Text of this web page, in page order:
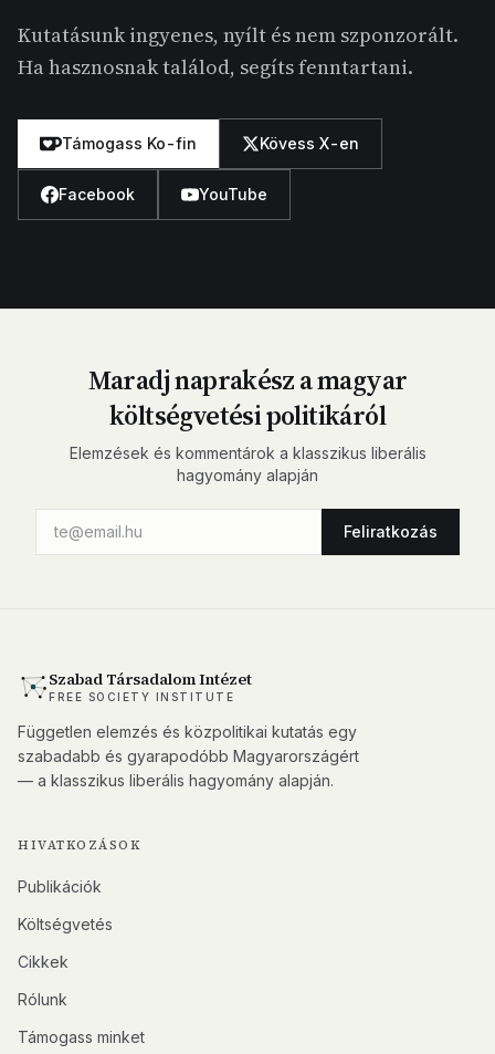
Kutatásunk ingyenes, nyílt és nem szponzorált.
Ha hasznosnak találod, segíts fenntartani.
Támogass Ko-fin Kövess X-en
Facebook YouTube
Maradj naprakész a magyar
költségvetési politikáról
Elemzések és kommentárok a klasszikus liberális
hagyomány alapján
Feliratkozás
Szabad Társadalom Intézet
FREE SOCIETY INSTITUTE
Független elemzés és közpolitikai kutatás egy
szabadabb és gyarapodóbb Magyarországért
— a klasszikus liberális hagyomány alapján.
HIVATKOZÁSOK
Publikációk
Költségvetés
Cikkek
Rólunk
Támogass minket